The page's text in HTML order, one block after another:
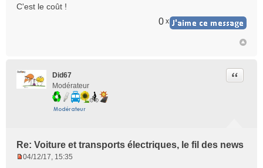
C'est le coût !
0 x
Did67
Modérateur
Re: Voiture et transports électriques, le fil des news
Citer
04/12/17, 15:35